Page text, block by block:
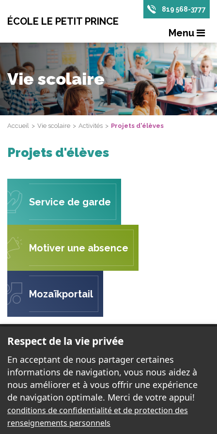
ÉCOLE LE PETIT PRINCE
819 568-3777
Menu
Vie scolaire
Accueil Vie scolaire Activités Projets d'élèves
Projets d'élèves
Service de garde
Motiver une absence
Mozaïkportail
ÉCOLE LE PETIT PRINCE
44, rue Juan-Les-Pins
Gatineau, QC J8T 6H2
Téléphone:819 568-3777
Télécopieur:819 568-4441
Respect de la vie privée
En acceptant de nous partager certaines
informations de navigation, vous nous aidez à
nous améliorer et à vous offrir une expérience
de navigation optimale. Merci de votre appui!
conditions de confidentialité et de protection des
renseignements personnels